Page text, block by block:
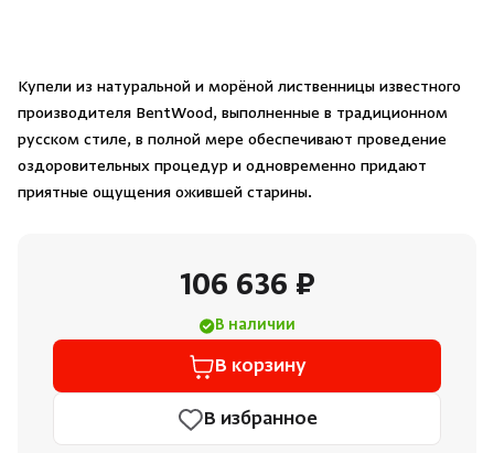
Пародушевые
Краны
Купели из натуральной и морёной лиственницы известного
производителя BentWood, выполненные в традиционном
русском стиле, в полной мере обеспечивают проведение
оздоровительных процедур и одновременно придают
приятные ощущения ожившей старины.
106 636 ₽
В наличии
В корзину
В избранное